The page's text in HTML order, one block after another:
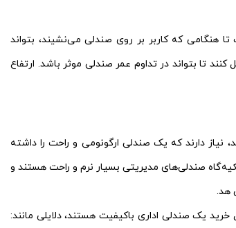
که کاربر بر روی صندلی می‌نشیند، بتواند
تا بتواند در تداوم عمر صندلی موثر باشد. ارتفاع
دارند که یک صندلی ارگونومی و راحت را داشته
صندلی‌های مدیریتی بسیار نرم و راحت هستند و
هد.
خرید یک صندلی اداری باکیفیت هستند، دلایلی مانند: